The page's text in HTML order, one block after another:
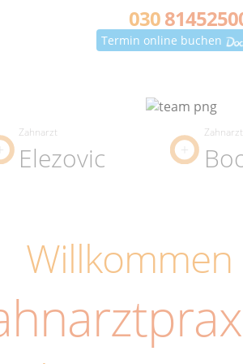
030
Termin online buchen
Zahnarzt
Elezovic
Zahnarzt